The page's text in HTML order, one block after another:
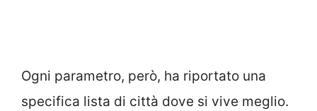
Ogni parametro, però, ha riportato una
specifica lista di città dove si vive meglio.